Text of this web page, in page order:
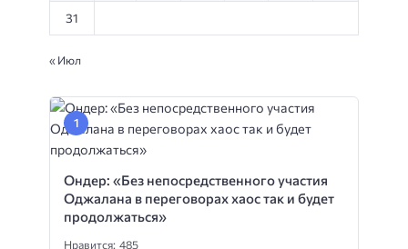
31
« Июл
Ондер: «Без непосредственного участия
Оджалана в переговорах хаос так и будет
продолжаться»
Нравится: 485